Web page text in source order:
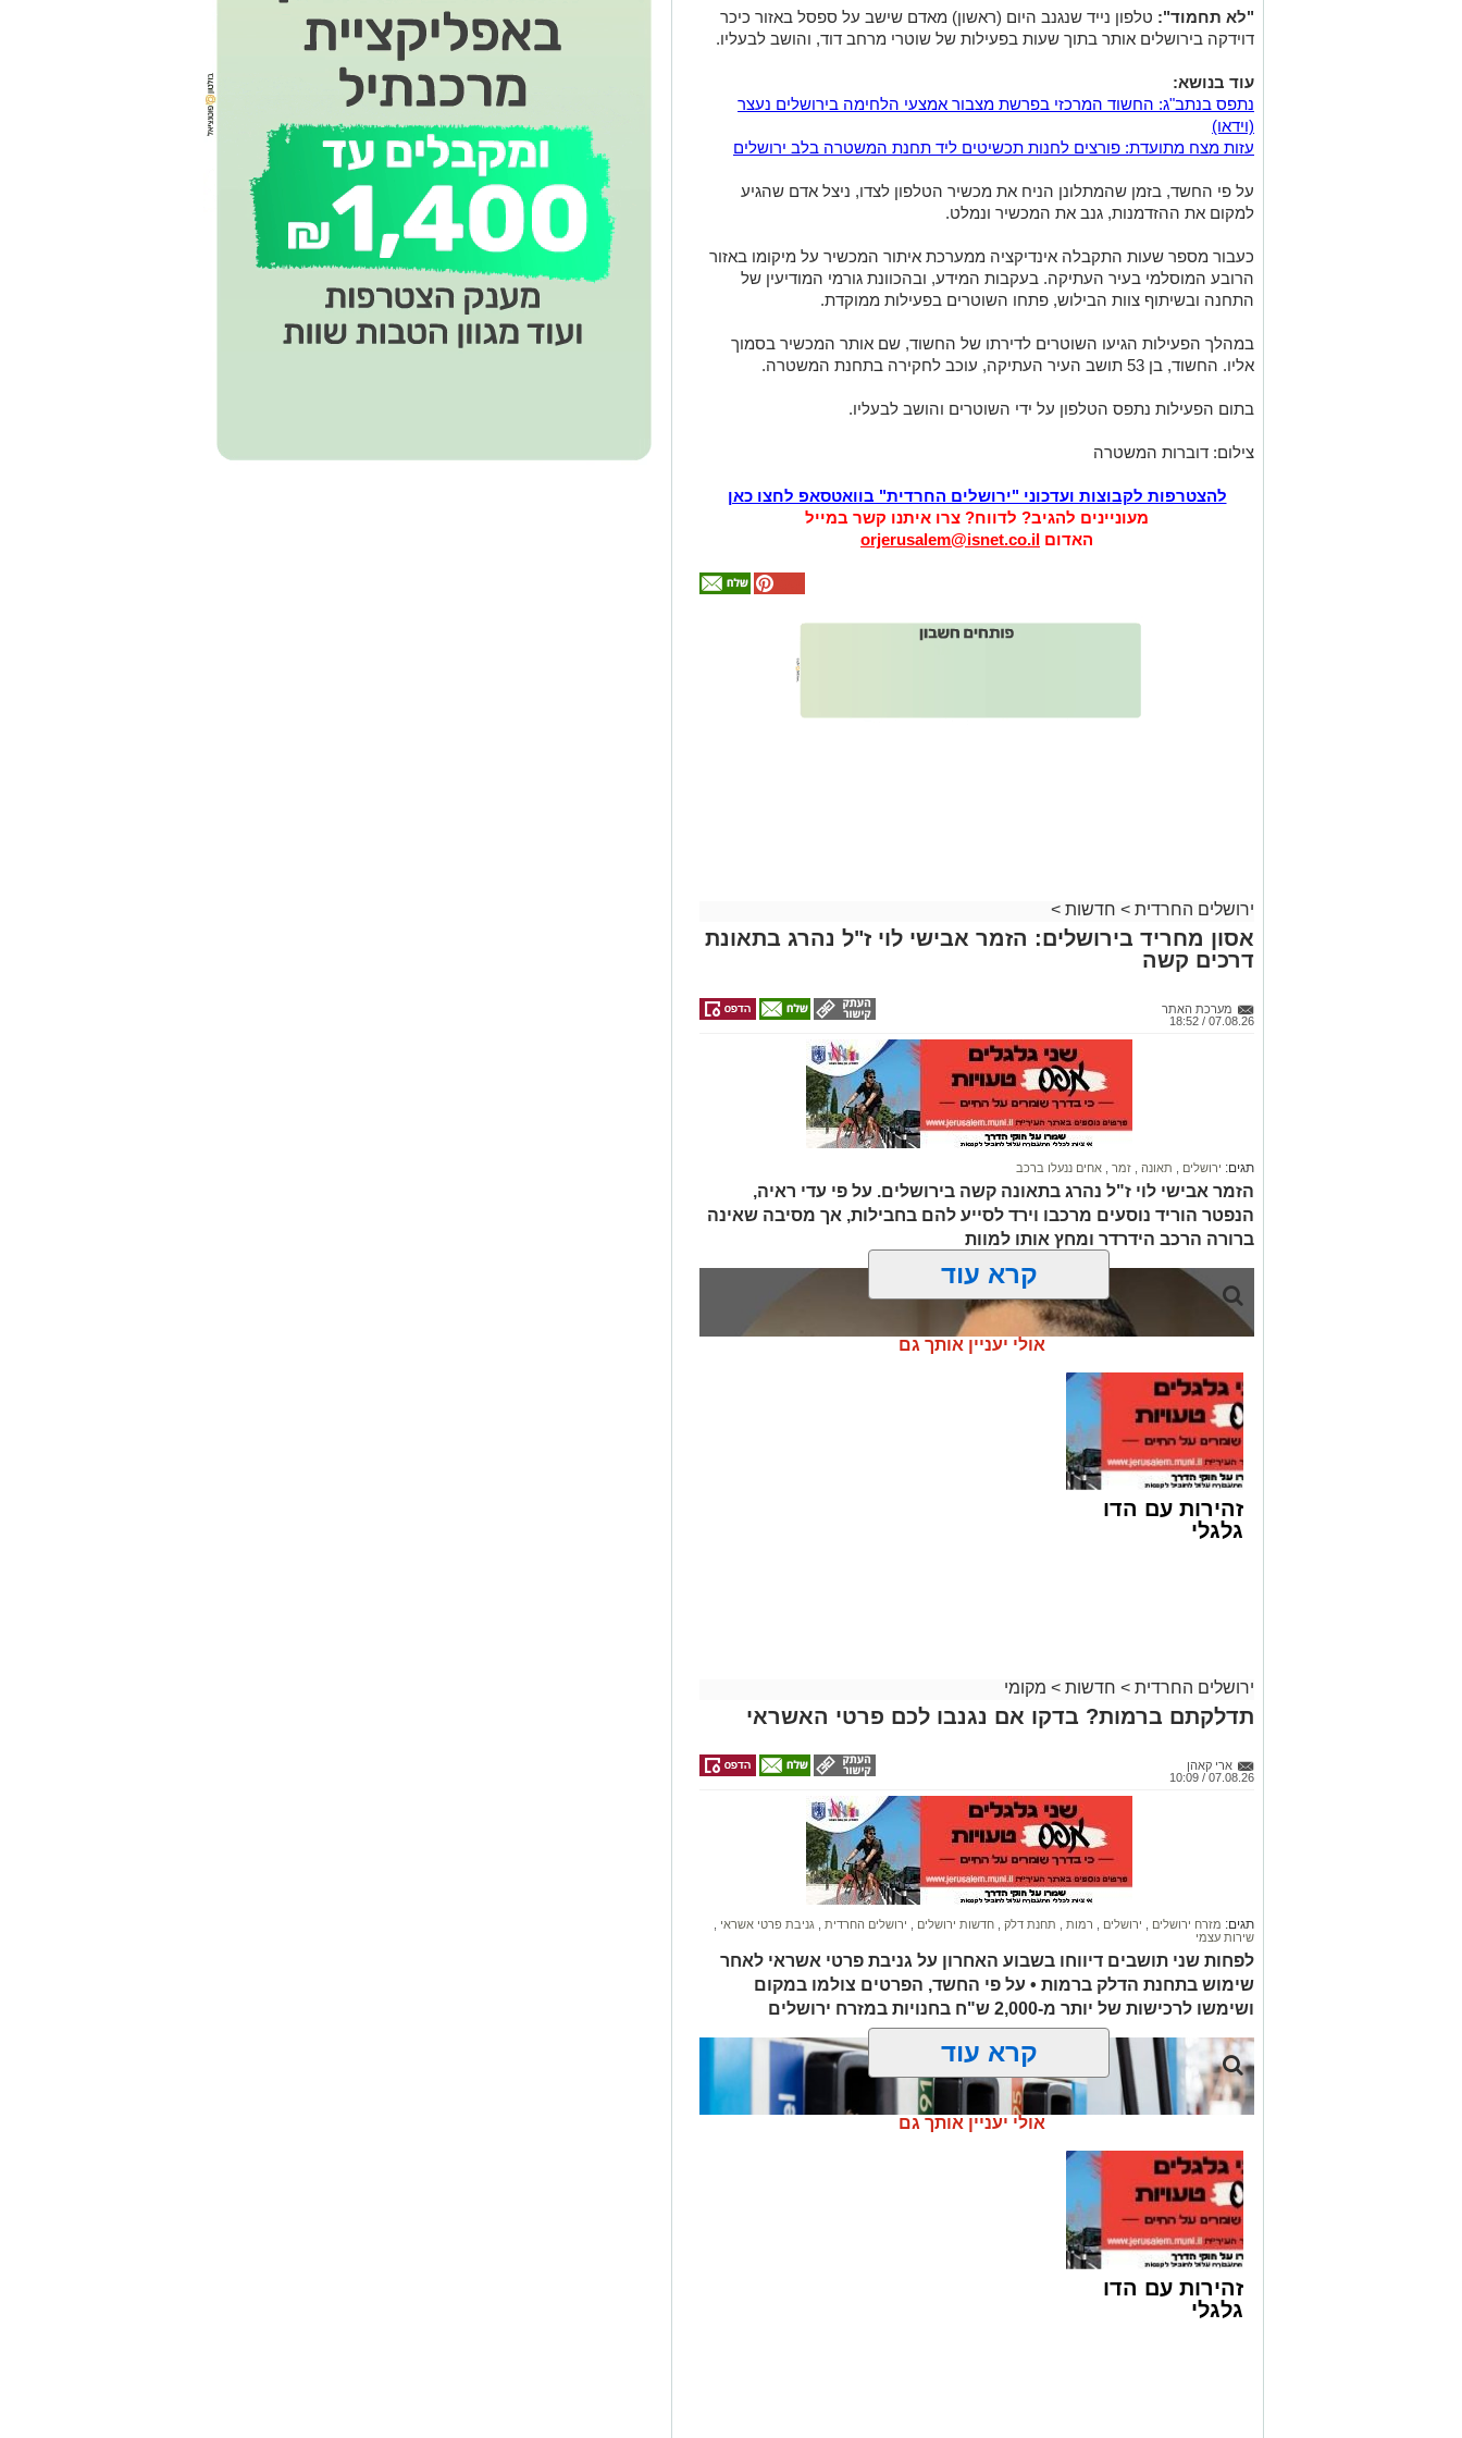
"לא תחמוד": טלפון נייד שנגנב היום (ראשון) מאדם שישב על ספסל באזור כיכר
דוידקה בירושלים אותר בתוך שעות בפעילות של שוטרי מרחב דוד, והושב לבעליו.
עוד בנושא:
נתפס בנתב"ג: החשוד המרכזי בפרשת מצבור אמצעי הלחימה בירושלים נעצר
(וידאו)
עזות מצח מתועדת: פורצים לחנות תכשיטים ליד תחנת המשטרה בלב ירושלים
על פי החשד, בזמן שהמתלונן הניח את מכשיר הטלפון לצדו, ניצל אדם שהגיע
למקום את ההזדמנות, גנב את המכשיר ונמלט.
כעבור מספר שעות התקבלה אינדיקציה ממערכת איתור המכשיר על מיקומו באזור
הרובע המוסלמי בעיר העתיקה. בעקבות המידע, ובהכוונת גורמי המודיעין של
התחנה ובשיתוף צוות הבילוש, פתחו השוטרים בפעילות ממוקדת.
במהלך הפעילות הגיעו השוטרים לדירתו של החשוד, שם אותר המכשיר בסמוך
אליו. החשוד, בן 53 תושב העיר העתיקה, עוכב לחקירה בתחנת המשטרה.
בתום הפעילות נתפס הטלפון על ידי השוטרים והושב לבעליו.
צילום: דוברות המשטרה
להצטרפות לקבוצות ועדכוני "ירושלים החרדית" בוואטסאפ לחצו כאן
מעוניינים להגיב? לדווח? צרו איתנו קשר במייל
האדום orjerusalem@isnet.co.il
ירושלים החרדית > חדשות >
אסון מחריד בירושלים: הזמר אבישי לוי ז"ל נהרג בתאונת
דרכים קשה
מערכת האתר
07.08.26 / 18:52
תגים: ירושלים תאונה זמר אחים ננעלו ברכב
הזמר אבישי לוי ז"ל נהרג בתאונה קשה בירושלים. על פי עדי ראיה,
הנפטר הוריד נוסעים מרכבו וירד לסייע להם בחבילות, אך מסיבה שאינה
ברורה הרכב הידרדר ומחץ אותו למוות
קבוצת זמן אמת
אסון בירושלים: הזמר אבישי לוי ז"ל משכונת רמת שלמה נהרג בתאונה קשה ברח'
על פי עדי ראיה, הנפטר הוריד נוסעים מרכבו וירד לסייע להם בחבילות, אך מסיבה
שאינה ברורה הרכב הידרדר ומחץ אותו למוות.
כוחות הצלה שהגיעו למקום מצאו אותו במצב אנוש והחלו לבצע עליו פעולות
החייאה. במקביל הוא פונה לבית החולים הדסה הר הצופים אולם חרף מאמצי
ההצלה ולדאבון לב המשפחה הוא נפטר.
הלווייתו תתקיים במוצאי שבת.
ת.נ.צ.ב.ה
להצטרפות לקבוצות ועדכוני "ירושלים החרדית" בוואטסאפ לחצו כאן
מעוניינים להגיב? לדווח? צרו איתנו קשר במייל
האדוםorjerusalem@isnet.co.il
קרא עוד
אולי יעניין אותך גם
זהירות עם הדו
גלגלי
ירושלים החרדית > חדשות > מקומי
תדלקתם ברמות? בדקו אם נגנבו לכם פרטי האשראי
ארי קאהן
07.08.26 / 10:09
תגים: מזרח ירושלים ירושלים רמות תחנת דלק חדשות ירושלים ירושלים החרדית גניבת פרטי אשראי
שירות עצמי
לפחות שני תושבים דיווחו בשבוע האחרון על גניבת פרטי אשראי לאחר
שימוש בתחנת הדלק ברמות • על פי החשד, הפרטים צולמו במקום
ושימשו לרכישות של יותר מ-2,000 ש"ח בחנויות במזרח ירושלים
קרא עוד
אולי יעניין אותך גם
זהירות עם הדו
גלגלי